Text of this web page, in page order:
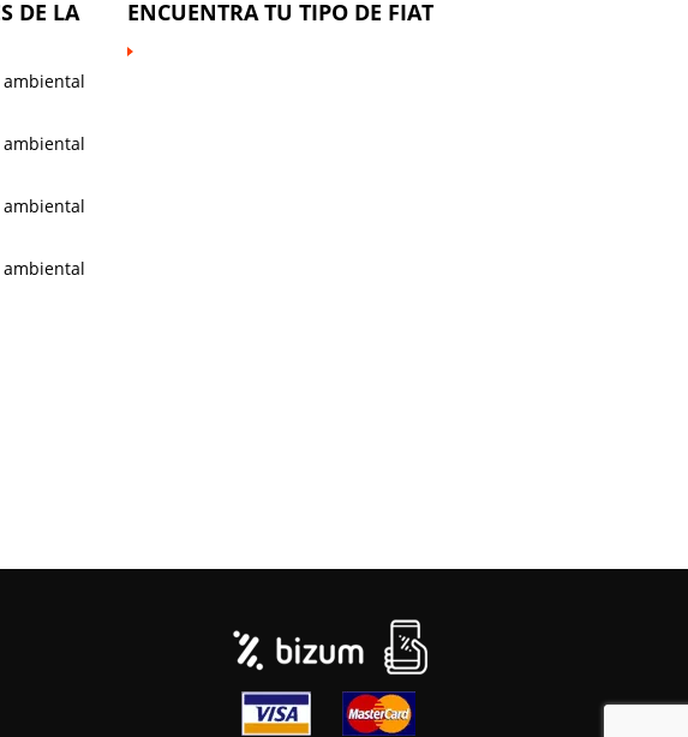
DE LA
ambiental
ambiental
ambiental
ambiental
ENCUENTRA TU TIPO DE FIAT